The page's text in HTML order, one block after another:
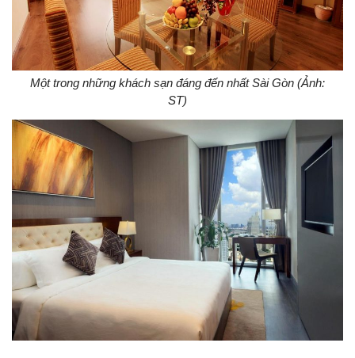
Một trong những khách sạn đáng đến nhất Sài Gòn (Ảnh:
ST)